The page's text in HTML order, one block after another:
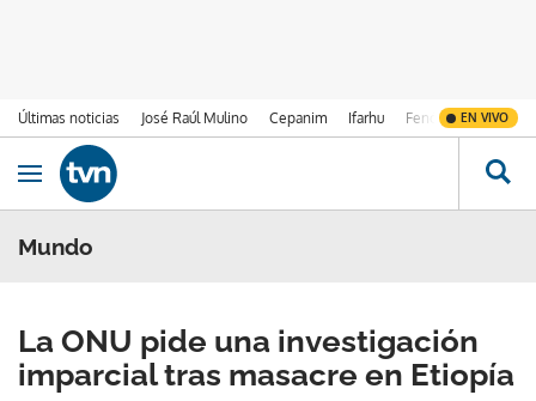
Últimas noticias José Raúl Mulino Cepanim Ifarhu Fenómeno de El
EN VIVO
Ir al contenido
Obrir navegació
Mundo
La ONU pide una investigación
imparcial tras masacre en Etiopía